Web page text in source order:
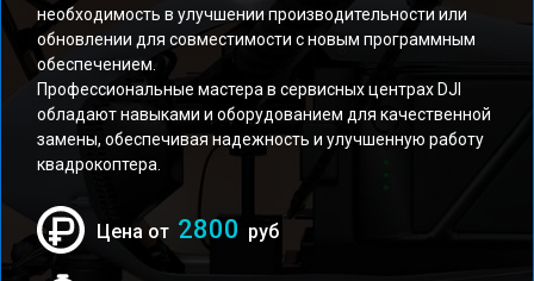
необходимость в улучшении производительности или
обновлении для совместимости с новым программным
обеспечением.
Профессиональные мастера в сервисных центрах DJI
обладают навыками и оборудованием для качественной
замены, обеспечивая надежность и улучшенную работу
квадрокоптера.
Цена от 2800 руб